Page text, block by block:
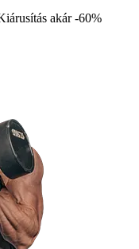
akár -60%